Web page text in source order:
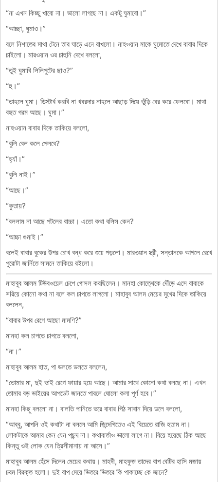
“না এখন কিচ্ছু খাবো না। ভালো লাগছে না। একটু ঘুমাবো।”
“আচ্ছা, ঘুমাও।”
বলে নিশাতের মাথা টেনে তার ঘাড়ে এনে রাখলো। নাহওয়ান মাকে ঘুমোতে দেখে বাবার দিকে
চাইলো। মারওয়ান ওর চাহুনি দেখে বললো,
“তুই ঘুমাবি লিলিপুটের ছাও?”
“হু।”
“তাহলে ঘুমা। ডিস্টার্ব করবি না খবরদার নাহলে আছাড় দিয়ে ভুঁড়ি বের করে ফেলবো। মাথা
বহুত গরম আছে। ঘুমা।”
নাহওয়ান বাবার দিকে তাকিয়ে বললো,
“বুলি বেল কলে পেলবে?
“হ্যাঁ।”
“বুলি নাই।”
“আছে।”
“কুতায়?
“বললাম না আছে পটলের বাচ্চা। এতো কথা বলিস কেন?
“আচ্চা গুমাই।”
বলেই বাবার বুকের উপর চোখ বন্ধ করে শুয়ে পড়লো। মারওয়ান স্ত্রী, সন্তানকে আগলে রেখে
পুরোটা জার্নিতে সামনে তাকিয়ে রইলো।
মাহাবুব আলম টিউবওয়েল চেপে গোসল করছিলেন। মানহা কোত্থেকে দৌঁড়ে এসে বাবাকে
সরিয়ে কোনো কথা না বলে কল চাপতে লাগলো। মাহাবুব আলম মেয়ের মুখের দিকে তাকিয়ে
বললেন,
“বাবার উপর রেগে আছো মামণি?”
মানহা কল চাপতে চাপতে বললো,
“না।”
মাহাবুব আলম হাত, পা ডলতে ডলতে বললেন,
“তোমার মা, দুই ভাই রেগে ফায়ার হয়ে আছে। আমার সাথে কোনো কথা বলছে না। এখন
তোমার বড় ভাইয়ের আপডেট জানতে পারলে ষোলো কলা পূর্ণ হবে।”
মানহা কিছু বললো না। বালতি পানিতে ভরে বাবার পিঠ সাবান দিয়ে ডলে বললো,
“আব্বু, আপনি ওই কথাটা না বললে আমি জিন্দেগিতেও এই বিয়েতে রাজি হতাম না।
লোকটাকে আমার কেন যেন পছন্দ না। কথাবার্তাও ভালো লাগে না। বিয়ে হয়েছে ঠিক আছে
কিন্তু ওই লোক যেন ত্রিসীমানায় না আসে।”
মাহাবুব আলম হেঁসে দিলেন মেয়ের কথায়। মাহদী, মাহফুজ তাদের বাপ বেটির হাসি মজায়
চরম বিরক্ত হলো। দুই বাপ মেয়ে ভিতরে ভিতরে কি পাকাচ্ছে কে জানে?